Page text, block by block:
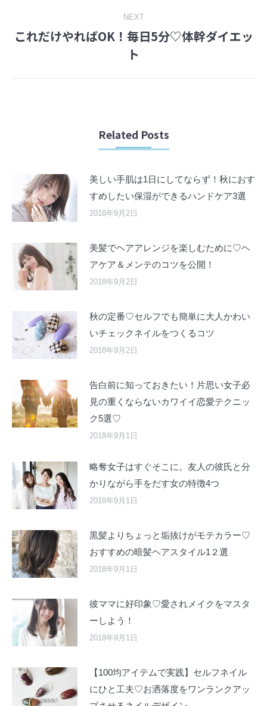
NEXT
Next
これだけやればOK！毎日5分♡体幹ダイエッ
ト
Related Posts
美しい手肌は1日にしてならず！秋におす
すめしたい保湿ができるハンドケア3選
2018年9月2日
美髪でヘアアレンジを楽しむために♡ヘ
アケア＆メンテのコツを公開！
2018年9月2日
秋の定番♡セルフでも簡単に大人かわい
いチェックネイルをつくるコツ
2018年9月2日
告白前に知っておきたい！片思い女子必
見の重くならないカワイイ恋愛テクニッ
ク5選♡
2018年9月1日
略奪女子はすぐそこに。友人の彼氏と分
かりながら手をだす女の特徴4つ
2018年9月1日
黒髪よりちょっと垢抜けがモテカラー♡
おすすめの暗髪ヘアスタイル1２選
2018年9月1日
彼ママに好印象♡愛されメイクをマスタ
ーしよう！
2018年9月1日
【100均アイテムで実践】セルフネイル
にひと工夫♡お洒落度をワンランクアッ